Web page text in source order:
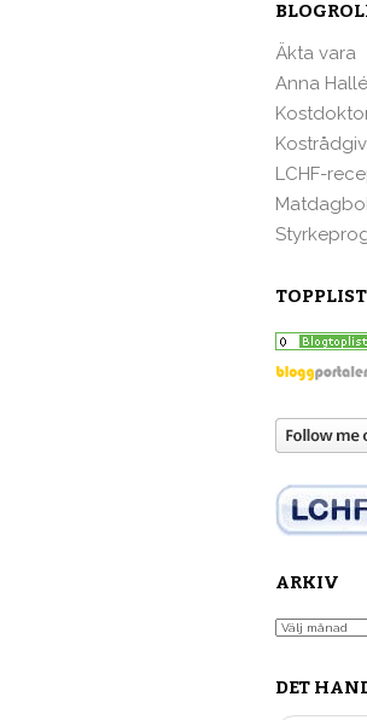
Äkta vara
Anna
LCHF-
ARKIV
Arkiv
DET